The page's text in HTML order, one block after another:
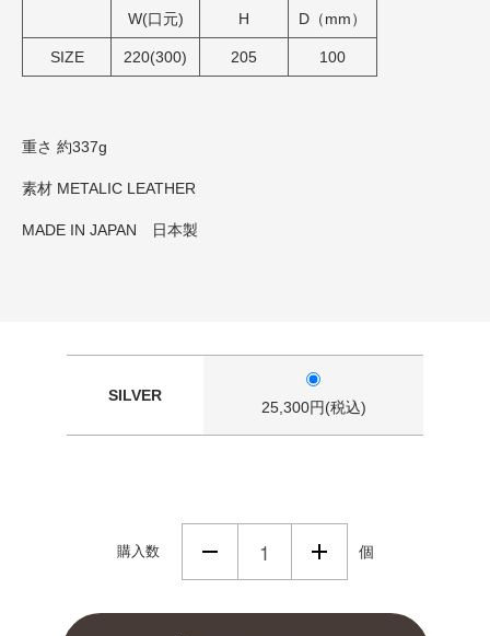
W(口元) H D（mm）
SIZE 220(300) 205 100
重さ 約337g
素材 METALIC LEATHER
MADE IN JAPAN 日本製
SILVER
25,300円(税込)
購入数 個